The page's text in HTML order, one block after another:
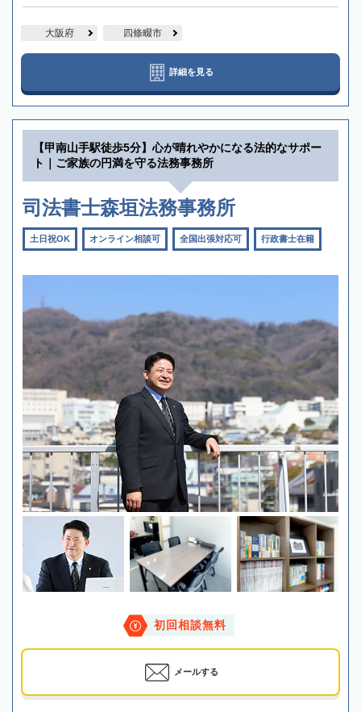
大阪府 四條畷市
詳細を見る
【甲南山手駅徒歩5分】心が晴れやかになる法的なサポー
ト｜ご家族の円満を守る法務事務所
司法書士森垣法務事務所
土日祝OK オンライン相談可 全国出張対応可 行政書士在籍
初回相談無料
メールする